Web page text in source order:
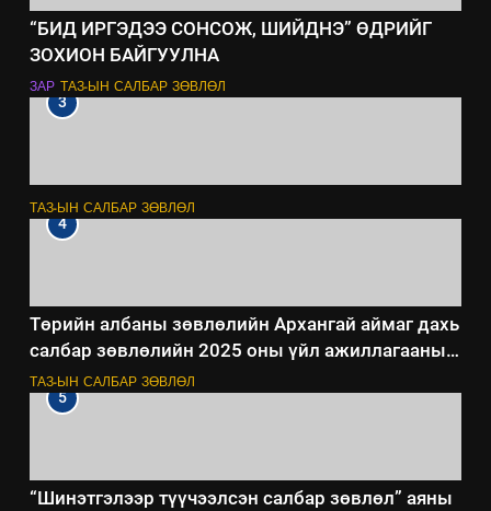
“БИД ИРГЭДЭЭ СОНСОЖ, ШИЙДНЭ” ӨДРИЙГ
ЗОХИОН БАЙГУУЛНА
ЗАР ТАЗ-ЫН САЛБАР ЗӨВЛӨЛ
3
ТАЗ-ЫН САЛБАР ЗӨВЛӨЛ
4
Төрийн албаны зөвлөлийн Архангай аймаг дахь
салбар зөвлөлийн 2025 оны үйл ажиллагааны
жилийн төлөвлөгөө
ТАЗ-ЫН САЛБАР ЗӨВЛӨЛ
5
“Шинэтгэлээр түүчээлсэн салбар зөвлөл” аяны